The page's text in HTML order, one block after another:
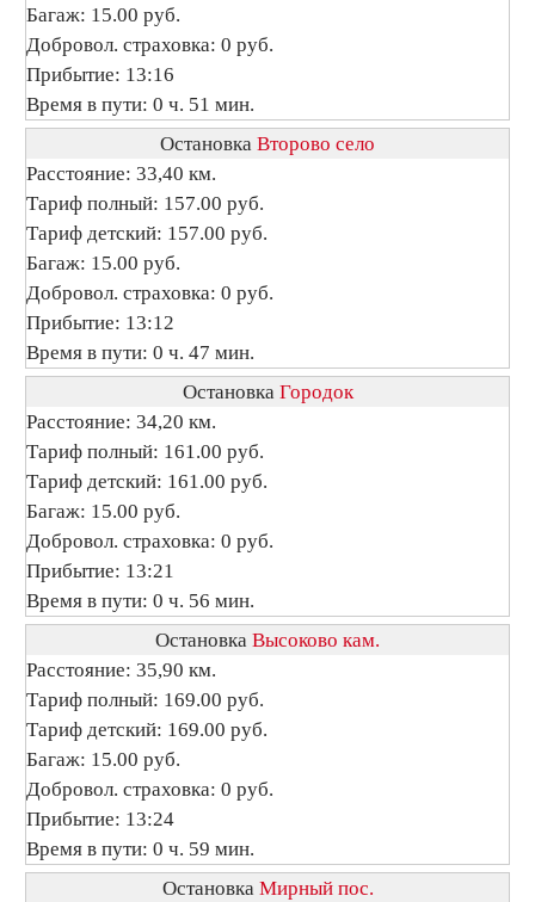
Багаж: 15.00 руб.
Добровол. страховка: 0 руб.
Прибытие: 13:16
Время в пути: 0 ч. 51 мин.
Остановка Второво село
Расстояние: 33,40 км.
Тариф полный: 157.00 руб.
Тариф детский: 157.00 руб.
Багаж: 15.00 руб.
Добровол. страховка: 0 руб.
Прибытие: 13:12
Время в пути: 0 ч. 47 мин.
Остановка Городок
Расстояние: 34,20 км.
Тариф полный: 161.00 руб.
Тариф детский: 161.00 руб.
Багаж: 15.00 руб.
Добровол. страховка: 0 руб.
Прибытие: 13:21
Время в пути: 0 ч. 56 мин.
Остановка Высоково кам.
Расстояние: 35,90 км.
Тариф полный: 169.00 руб.
Тариф детский: 169.00 руб.
Багаж: 15.00 руб.
Добровол. страховка: 0 руб.
Прибытие: 13:24
Время в пути: 0 ч. 59 мин.
Остановка Мирный пос.